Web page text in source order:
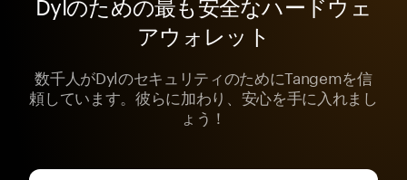
アウォレット
数千人がDylのセキュリティのためにTangemを信
頼しています。彼らに加わり、安心を手に入れまし
ょう！